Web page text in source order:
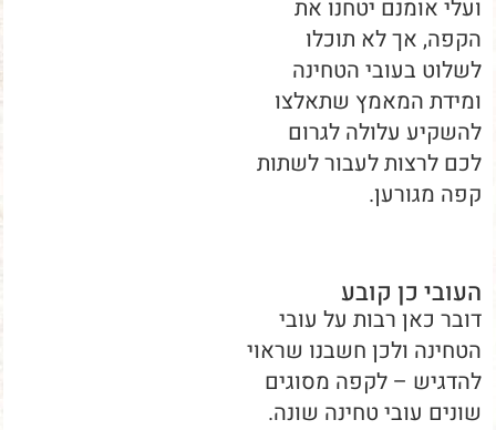
ועלי אומנם יטחנו את
הקפה, אך לא תוכלו
לשלוט בעובי הטחינה
ומידת המאמץ שתאלצו
להשקיע עלולה לגרום
לכם לרצות לעבור לשתות
קפה מגורען.
העובי כן קובע
דובר כאן רבות על עובי
הטחינה ולכן חשבנו שראוי
להדגיש – לקפה מסוגים
שונים עובי טחינה שונה.